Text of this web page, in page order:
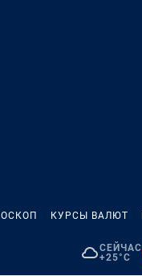
КУРСЫ ВАЛЮТ
СЕЙЧАС
+25°C